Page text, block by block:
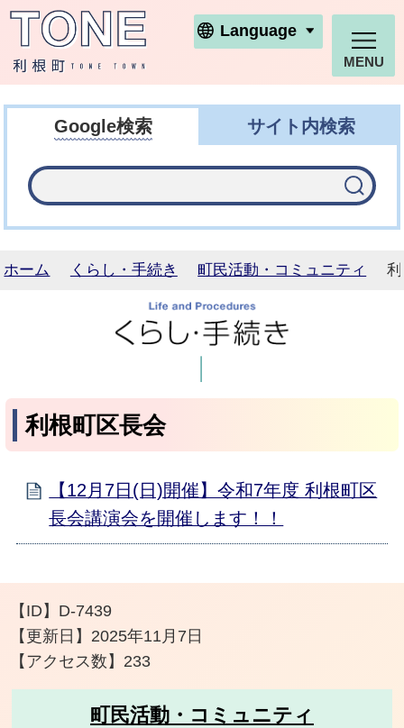
利根町ホームページ
Language
MENU
Google検索 サイト内検索
ホーム くらし・手続き 町民活動・コミュニティ
利根町区長会
【12月7日(日)開催】令和7年度 利根町区
長会講演会を開催します！！
【ID】 D-7439
【更新日】 2025年11月7日
【アクセス数】 233
町民活動・コミュニティ